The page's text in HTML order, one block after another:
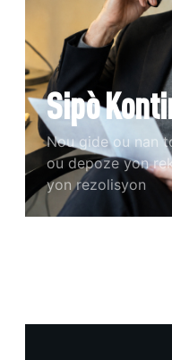
Sipò
Nou gide ou nan
ou depoze yon
yon rezolisyon